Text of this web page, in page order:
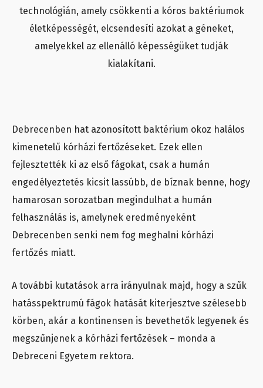
technológián, amely csökkenti a kóros baktériumok
életképességét, elcsendesíti azokat a géneket,
amelyekkel az ellenálló képességüket tudják
kialakítani.
Debrecenben hat azonosított baktérium okoz halálos
kimenetelű kórházi fertőzéseket. Ezek ellen
fejlesztették ki az első fágokat, csak a humán
engedélyeztetés kicsit lassúbb, de bíznak benne, hogy
hamarosan sorozatban megindulhat a humán
felhasználás is, amelynek eredményeként
Debrecenben senki nem fog meghalni kórházi
fertőzés miatt.
A további kutatások arra irányulnak majd, hogy a szűk
hatásspektrumú fágok hatását kiterjesztve szélesebb
körben, akár a kontinensen is bevethetők legyenek és
megszűnjenek a kórházi fertőzések – monda a
Debreceni Egyetem rektora.